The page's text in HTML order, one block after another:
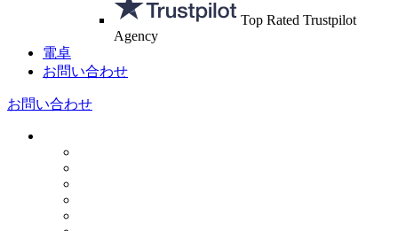
Top Rated Trustpilot
Agency
電卓
お問い合わせ
お問い合わせ